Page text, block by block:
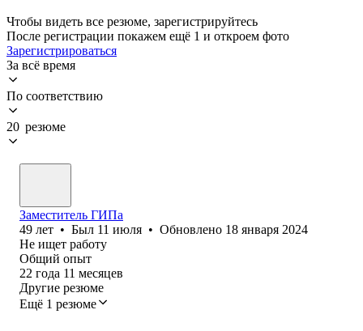
Чтобы видеть все резюме, зарегистрируйтесь
После регистрации покажем ещё 1 и откроем фото
Зарегистрироваться
За всё время
По соответствию
20 резюме
Заместитель ГИПа
49 лет • Был 11 июля • Обновлено 18 января 2024
Не ищет работу
Общий опыт
22 года 11 месяцев
Другие резюме
Ещё 1 резюме